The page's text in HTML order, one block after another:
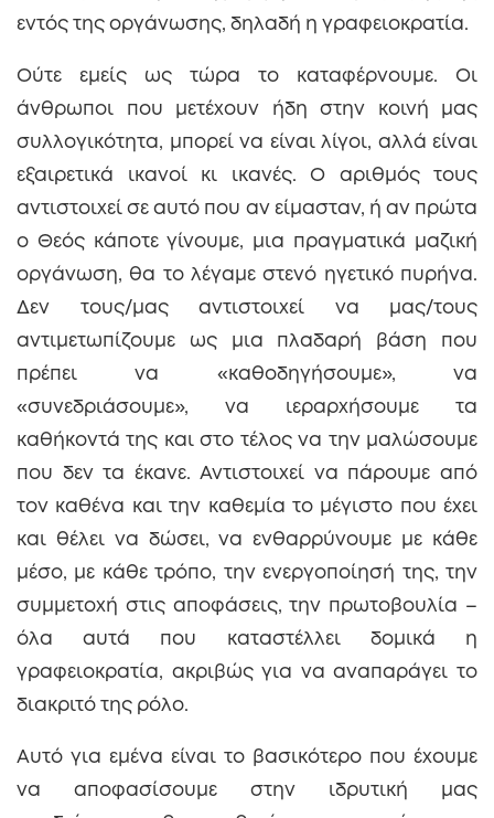
εντός της οργάνωσης, δηλαδή η γραφειοκρατία.
Ούτε εμείς ως τώρα το καταφέρνουμε. Οι
άνθρωποι που μετέχουν ήδη στην κοινή μας
συλλογικότητα, μπορεί να είναι λίγοι, αλλά είναι
εξαιρετικά ικανοί κι ικανές. Ο αριθμός τους
αντιστοιχεί σε αυτό που αν είμασταν, ή αν πρώτα
ο Θεός κάποτε γίνουμε, μια πραγματικά μαζική
οργάνωση, θα το λέγαμε στενό ηγετικό πυρήνα.
Δεν τους/μας αντιστοιχεί να μας/τους
αντιμετωπίζουμε ως μια πλαδαρή βάση που
πρέπει να «καθοδηγήσουμε», να
«συνεδριάσουμε», να ιεραρχήσουμε τα
καθήκοντά της και στο τέλος να την μαλώσουμε
που δεν τα έκανε. Αντιστοιχεί να πάρουμε από
τον καθένα και την καθεμία το μέγιστο που έχει
και θέλει να δώσει, να ενθαρρύνουμε με κάθε
μέσο, με κάθε τρόπο, την ενεργοποίησή της, την
συμμετοχή στις αποφάσεις, την πρωτοβουλία –
όλα αυτά που καταστέλλει δομικά η
γραφειοκρατία, ακριβώς για να αναπαράγει το
διακριτό της ρόλο.
Αυτό για εμένα είναι το βασικότερο που έχουμε
να αποφασίσουμε στην ιδρυτική μας